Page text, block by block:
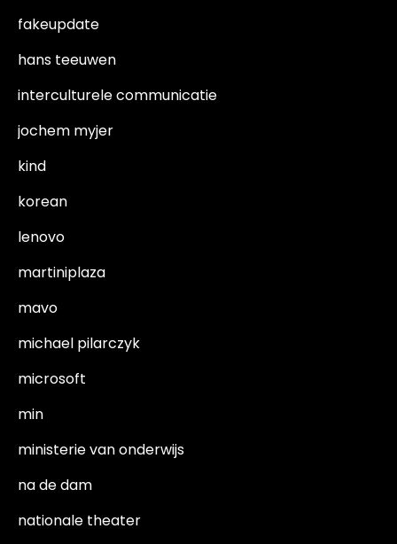
fakeupdate
hans teeuwen
interculturele communicatie
jochem myjer
kind
korean
lenovo
martiniplaza
mavo
michael pilarczyk
microsoft
min
ministerie van onderwijs
na de dam
nationale theater